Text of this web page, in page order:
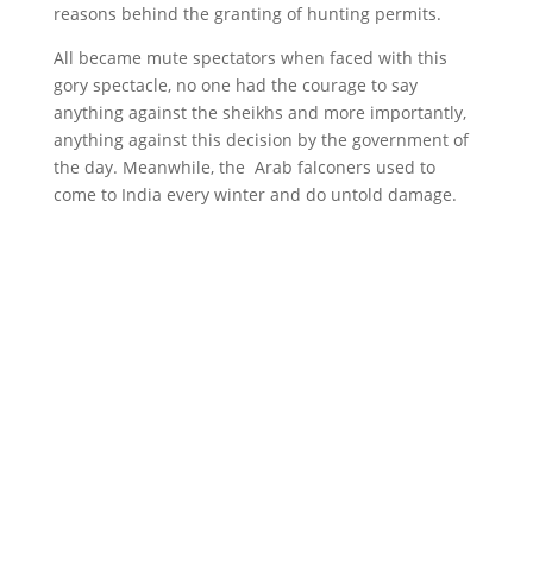
reasons behind the granting of hunting permits.
All became mute spectators when faced with this
gory spectacle, no one had the courage to say
anything against the sheikhs and more importantly,
anything against this decision by the government of
the day. Meanwhile, the Arab falconers used to
come to India every winter and do untold damage.